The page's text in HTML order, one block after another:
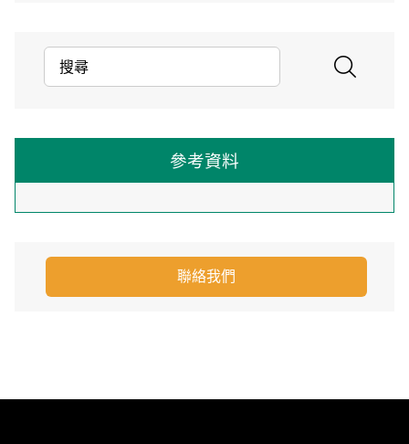
參考資料
聯絡我們